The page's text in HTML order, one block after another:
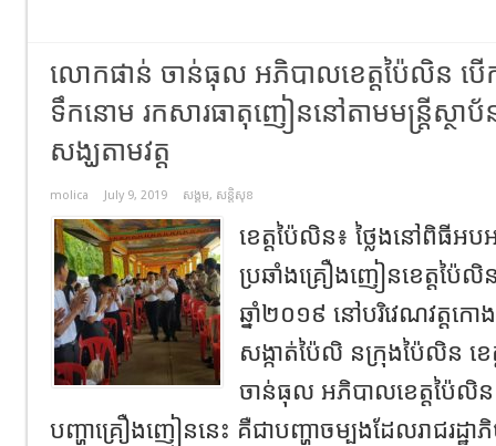
លោកផាន់ ចាន់ធុល អភិបាលខេត្តប៉ៃលិន បើក
ទឹកនោម រកសារធាតុញៀននៅតាមមន្ត្រីស្ថាប័
សង្ឃតាមវត្ត
molica July 9, 2019 សង្គម, សន្តិសុខ
ខេត្តប៉ៃលិន៖ ថ្លៃងនៅពិធីអប
ប្រឆាំងគ្រឿងញៀនខេត្តប៉ៃលិន
ឆ្នាំ២០១៩ នៅបរិវេណវត្តកោ
សង្កាត់ប៉ៃលិ នក្រុងប៉ៃលិន ខ
ចាន់ធុល អភិបាលខេត្តប៉ៃលិ
បញ្ហាគ្រឿងញៀននេះ គឺជាបញ្ហាចម្បងដែលរាជរដ្ឋ